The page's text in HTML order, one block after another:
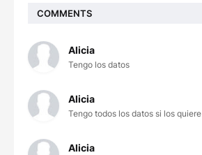
COMMENTS
Alicia
Tengo los datos
Alicia
Tengo todos los datos si los quiere
Alicia